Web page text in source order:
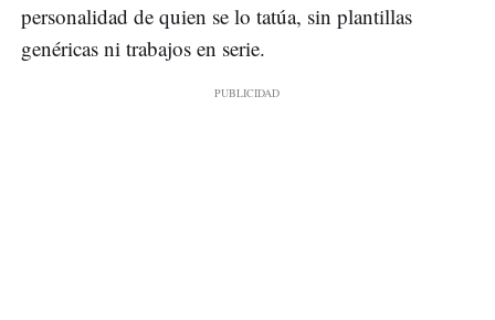
personalidad de quien se lo tatúa, sin plantillas
genéricas ni trabajos en serie.